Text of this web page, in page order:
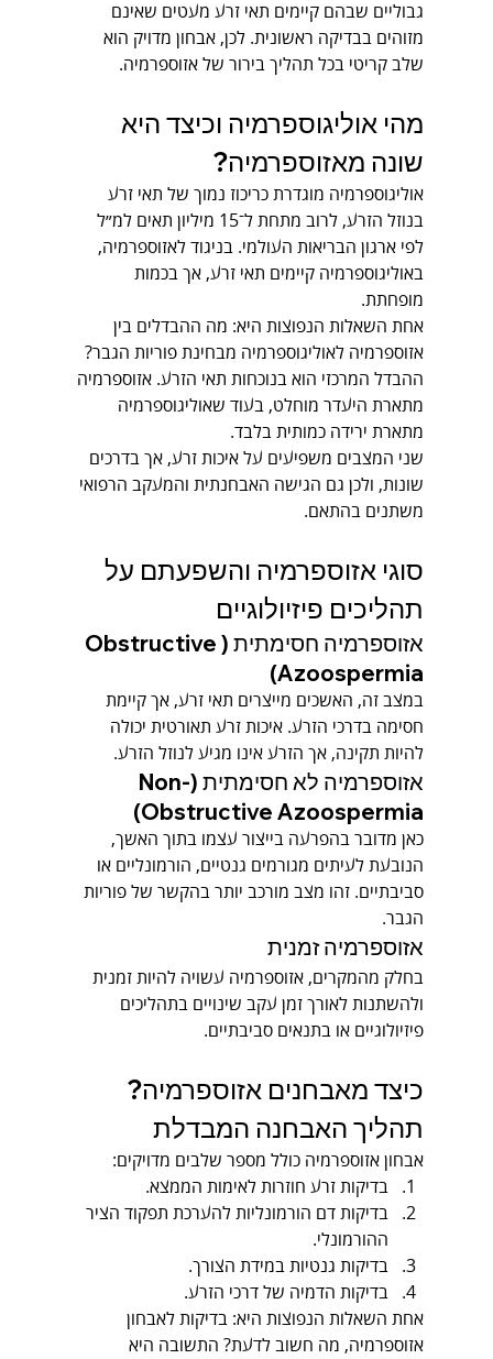
גבוליים שבהם קיימים תאי זרע מעטים שאינם
מזוהים בבדיקה ראשונית. לכן, אבחון מדויק הוא
שלב קריטי בכל תהליך בירור של אזוספרמיה.
מהי אוליגוספרמיה וכיצד היא
שונה מאזוספרמיה?
אוליגוספרמיה מוגדרת כריכוז נמוך של תאי זרע
בנוזל הזרע, לרוב מתחת ל־15 מיליון תאים למ״ל
לפי ארגון הבריאות העולמי. בניגוד לאזוספרמיה,
באוליגוספרמיה קיימים תאי זרע, אך בכמות
מופחתת.
אחת השאלות הנפוצות היא: מה ההבדלים בין
אזוספרמיה לאוליגוספרמיה מבחינת פוריות הגבר?
ההבדל המרכזי הוא בנוכחות תאי הזרע. אזוספרמיה
מתארת היעדר מוחלט, בעוד שאוליגוספרמיה
מתארת ירידה כמותית בלבד.
שני המצבים משפיעים על איכות זרע, אך בדרכים
שונות, ולכן גם הגישה האבחנתית והמעקב הרפואי
משתנים בהתאם.
סוגי אזוספרמיה והשפעתם על
תהליכים פיזיולוגיים
אזוספרמיה חסימתית (Obstructive
Azoospermia)
במצב זה, האשכים מייצרים תאי זרע, אך קיימת
חסימה בדרכי הזרע. איכות זרע תאורטית יכולה
להיות תקינה, אך הזרע אינו מגיע לנוזל הזרע.
אזוספרמיה לא חסימתית (Non-
Obstructive Azoospermia)
כאן מדובר בהפרעה בייצור עצמו בתוך האשך,
הנובעת לעיתים מגורמים גנטיים, הורמונליים או
סביבתיים. זהו מצב מורכב יותר בהקשר של פוריות
הגבר.
אזוספרמיה זמנית
בחלק מהמקרים, אזוספרמיה עשויה להיות זמנית
ולהשתנות לאורך זמן עקב שינויים בתהליכים
פיזיולוגיים או בתנאים סביבתיים.
כיצד מאבחנים אזוספרמיה?
תהליך האבחנה המבדלת
אבחון אזוספרמיה כולל מספר שלבים מדויקים:
בדיקות זרע חוזרות לאימות הממצא.
בדיקות דם הורמונליות להערכת תפקוד הציר
ההורמונלי.
בדיקות גנטיות במידת הצורך.
בדיקות הדמיה של דרכי הזרע.
אחת השאלות הנפוצות היא: בדיקות לאבחון
אזוספרמיה, מה חשוב לדעת? התשובה היא